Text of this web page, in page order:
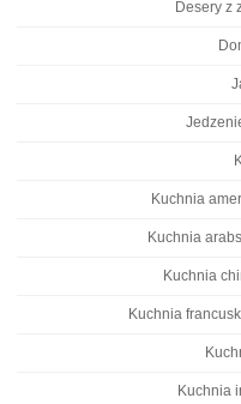
Desery z
Kuchnia
Kuchnia
Kuchnia
Kuchnia
Kuchnia